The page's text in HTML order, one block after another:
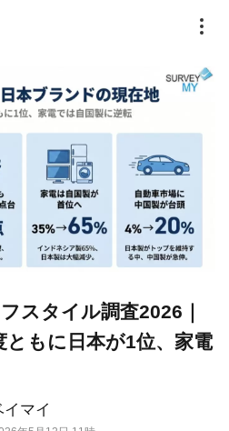
マイ
スタイル調査2026｜
ともに日本が1位、家電